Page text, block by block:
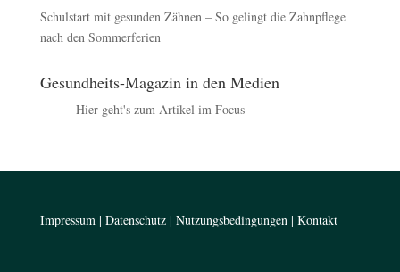
Schulstart mit gesunden Zähnen – So gelingt die Zahnpflege
nach den Sommerferien
Gesundheits-Magazin in den Medien
Hier geht's zum Artikel im Focus
Impressum| Datenschutz| Nutzungsbedingungen| Kontakt